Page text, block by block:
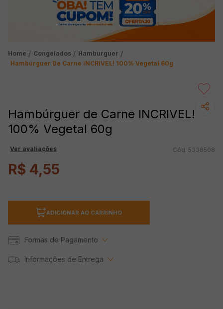
Congelados
Hamburguer
Hambúrguer De Carne INCRIVEL! 100% Vegetal 60g
Hambúrguer de Carne INCRIVEL!
100% Vegetal 60g
Ver avaliações 5338508
R$ 4,55
ADICIONAR AO CARRINHO
Formas de Pagamento
Informações de Entrega